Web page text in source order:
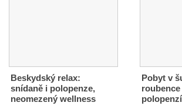
Beskydský relax:
snídaně i polopenze,
neomezený wellness
Pobyt v
polopenzí